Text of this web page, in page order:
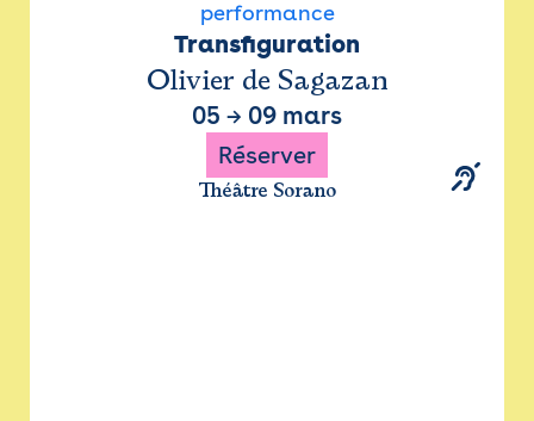
performance
Transfiguration
Olivier de Sagazan
05 → 09 mars
Réserver
Théâtre Sorano